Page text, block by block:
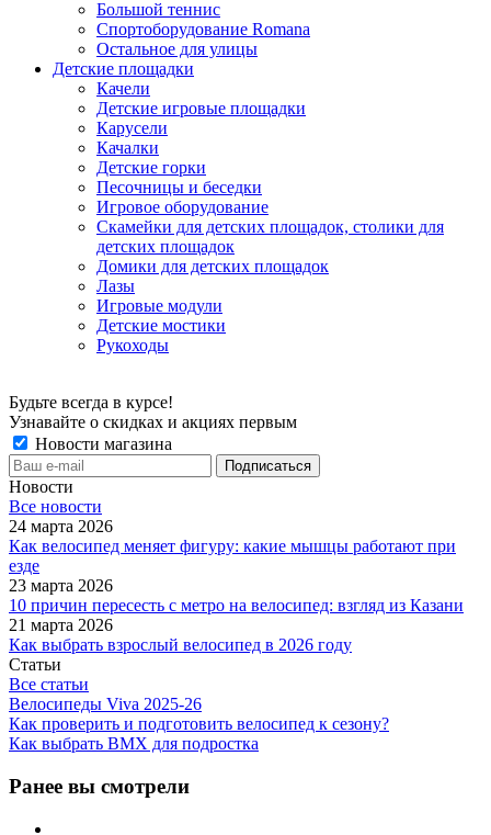
Большой теннис
Спортоборудование Romana
Остальное для улицы
Детские площадки
Качели
Детские игровые площадки
Карусели
Качалки
Детские горки
Песочницы и беседки
Игровое оборудование
Скамейки для детских площадок, столики для
детских площадок
Домики для детских площадок
Лазы
Игровые модули
Детские мостики
Рукоходы
Будьте всегда в курсе!
Узнавайте о скидках и акциях первым
Новости магазина
Новости
Все новости
24 марта 2026
Как велосипед меняет фигуру: какие мышцы работают при
езде
23 марта 2026
10 причин пересесть с метро на велосипед: взгляд из Казани
21 марта 2026
Как выбрать взрослый велосипед в 2026 году
Статьи
Все статьи
Велосипеды Viva 2025-26
Как проверить и подготовить велосипед к сезону?
Как выбрать BMX для подростка
Ранее вы смотрели